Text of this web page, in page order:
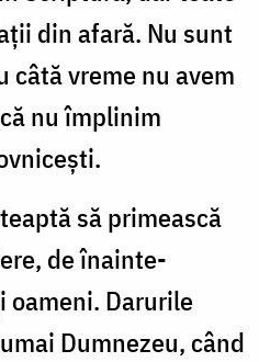
din afară. Nu sunt
vreme nu avem
nu împlinim
să primească
de înainte-
oameni. Darurile
Dumnezeu, când